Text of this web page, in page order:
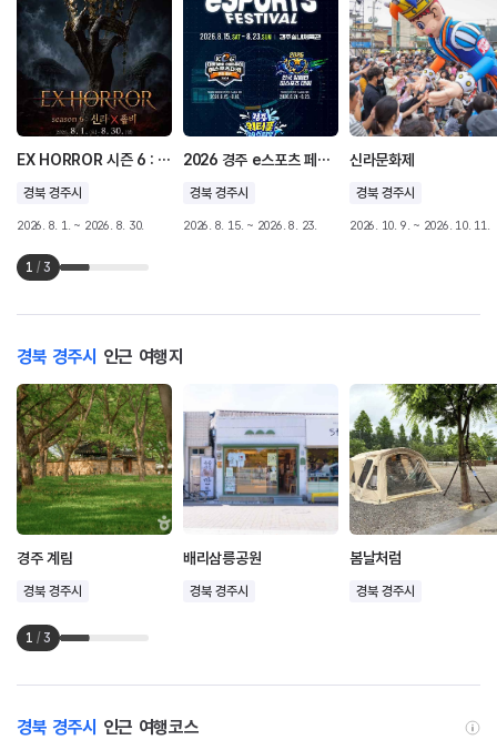
EX HORROR 시즌 6 : 신라X좀비
경북 경주시
2026. 8. 1. ~ 2026. 8. 30.
2026 경주 e스포츠 페스티벌
경북 경주시
2026. 8. 15. ~ 2026. 8. 23.
신라문화제
경북 경주시
2026. 10. 9. ~ 2026. 10. 11.
1 / 3
경북 경주시 인근 여행지
경주 계림
경북 경주시
배리삼릉공원
경북 경주시
봄날처럼
경북 경주시
1 / 3
경북 경주시 인근 여행코스